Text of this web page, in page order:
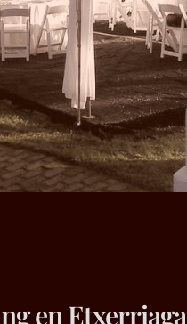
en Etxerriaga